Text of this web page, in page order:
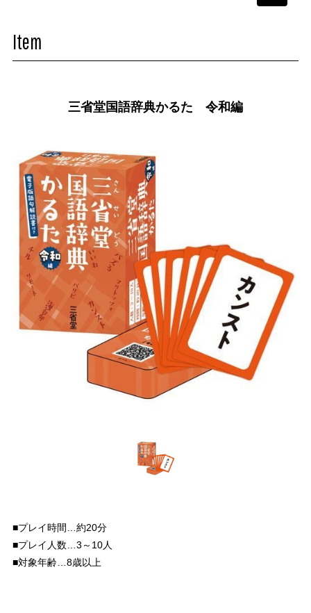
Item
三省堂国語辞典かるた 令和編
■プレイ時間…約20分
■プレイ人数…3～10人
■対象年齢…8歳以上